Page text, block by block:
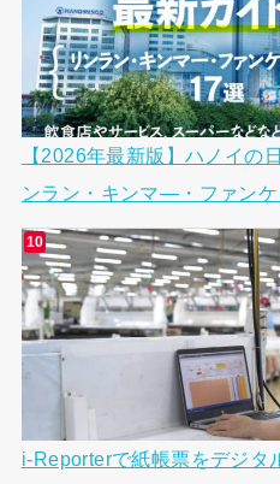
【2026年最新版】ハノイの
ンラン・キンマ―・ファン
i-Reporterで紙帳票をデジタ